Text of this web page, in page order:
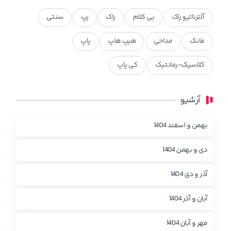
آلترناتیو راک بی کلام راک رپ سنتی
فانک مداحی هیپ هاپ پاپ
کلاسیک-رمانتیک کی پاپ
آرشیو
بهمن و اسفند 1404
دی و بهمن 1404
آذر و دی 1404
آبان و آذر 1404
مهر و آبان 1404